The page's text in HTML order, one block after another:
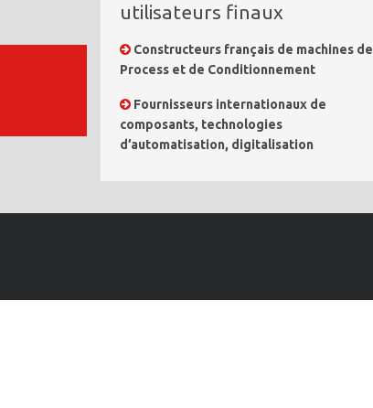
utilisateurs finaux
Constructeurs français de machines de
Process et de Conditionnement
Fournisseurs internationaux de
composants, technologies
d’automatisation, digitalisation